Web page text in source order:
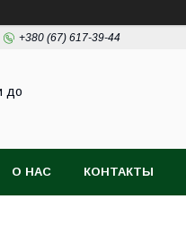
+380 (67) 617-39-44
до
О НАС КОНТАКТЫ